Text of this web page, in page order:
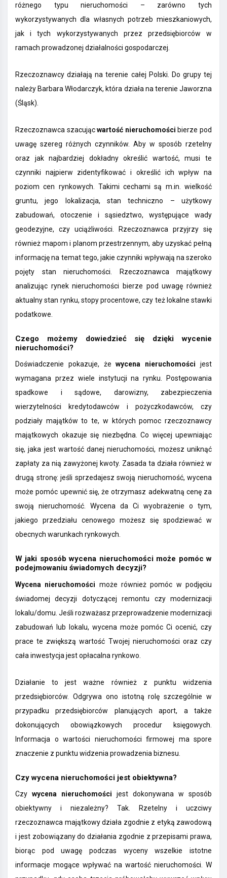
różnego typu nieruchomości – zarówno tych
wykorzystywanych dla własnych potrzeb mieszkaniowych,
jak i tych wykorzystywanych przez przedsiębiorców w
ramach prowadzonej działalności gospodarczej.
Rzeczoznawcy działają na terenie całej Polski. Do grupy tej
należy Barbara Włodarczyk, która działa na terenie Jaworzna
(Śląsk).
Rzeczoznawca szacującwartość nieruchomości bierze pod
uwagę szereg różnych czynników. Aby w sposób rzetelny
oraz jak najbardziej dokładny określić wartość, musi te
czynniki najpierw zidentyfikować i określić ich wpływ na
poziom cen rynkowych. Takimi cechami są m.in. wielkość
gruntu, jego lokalizacja, stan techniczno – użytkowy
zabudowań, otoczenie i sąsiedztwo, występujące wady
geodezyjne, czy uciążliwości. Rzeczoznawca przyjrzy się
również mapom i planom przestrzennym, aby uzyskać pełną
informację na temat tego, jakie czynniki wpływają na szeroko
pojęty stan nieruchomości. Rzeczoznawca majątkowy
analizując rynek nieruchomości bierze pod uwagę również
aktualny stan rynku, stopy procentowe, czy też lokalne stawki
podatkowe.
Czego możemy dowiedzieć się dzięki wycenie
nieruchomości?
Doświadczenie pokazuje, żewycena nieruchomościjest
wymagana przez wiele instytucji na rynku. Postępowania
spadkowe i sądowe, darowizny, zabezpieczenia
wierzytelności kredytodawców i pożyczkodawców, czy
podziały majątków to te, w których pomoc rzeczoznawcy
majątkowych okazuje się niezbędna. Co więcej upewniając
się, jaka jest wartość danej nieruchomości, możesz uniknąć
zapłaty za nią zawyżonej kwoty. Zasada ta działa również w
drugą stronę: jeśli sprzedajesz swoją nieruchomość, wycena
może pomóc upewnić się, że otrzymasz adekwatną cenę za
swoją nieruchomość. Wycena da Ci wyobrażenie o tym,
jakiego przedziału cenowego możesz się spodziewać w
obecnych warunkach rynkowych.
W jaki sposób wycena nieruchomości może pomóc w
podejmowaniu świadomych decyzji?
Wycena nieruchomości może również pomóc w podjęciu
świadomej decyzji dotyczącej remontu czy modernizacji
lokalu/domu. Jeśli rozważasz przeprowadzenie modernizacji
zabudowań lub lokalu, wycena może pomóc Ci ocenić, czy
prace te zwiększą wartość Twojej nieruchomości oraz czy
cała inwestycja jest opłacalna rynkowo.
Działanie to jest ważne również z punktu widzenia
przedsiębiorców. Odgrywa ono istotną rolę szczególnie w
przypadku przedsiębiorców planujących aport, a także
dokonujących obowiązkowych procedur księgowych.
Informacja o wartości nieruchomości firmowej ma spore
znaczenie z punktu widzenia prowadzenia biznesu.
Czy wycena nieruchomości jest obiektywna?
Czy wycena nieruchomości jest dokonywana w sposób
obiektywny i niezależny? Tak. Rzetelny i uczciwy
rzeczoznawca majątkowy działa zgodnie z etyką zawodową
i jest zobowiązany do działania zgodnie z przepisami prawa,
biorąc pod uwagę podczas wyceny wszelkie istotne
informacje mogące wpływać na wartość nieruchomości. W